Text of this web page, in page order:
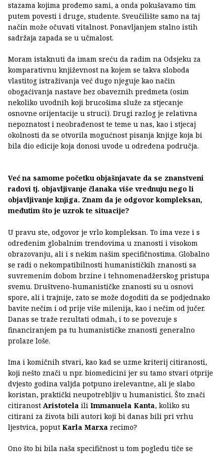
stazama kojima prođemo sami, a onda pokušavamo tim
putem povesti i druge, studente. Sveučilište samo na taj
način može očuvati vitalnost. Ponavljanjem stalno istih
sadržaja zapada se u učmalost.
Moram istaknuti da imam sreću da radim na Odsjeku za
komparativnu književnost na kojem se takva sloboda
vlastitog istraživanja već dugo njeguje kao način
obogaćivanja nastave bez obaveznih predmeta (osim
nekoliko uvodnih koji brucošima služe za stjecanje
osnovne orijentacije u struci). Drugi razlog je relativna
nepoznatost i neobrađenost te teme u nas, kao i stjecaj
okolnosti da se otvorila mogućnost pisanja knjige koja bi
bila dio edicije koja donosi uvode u određena područja.
Već na samome početku objašnjavate da se znanstveni
radovi tj. objavljivanje članaka više vrednuju nego li
objavljivanje knjiga. Znam da je odgovor kompleksan,
međutim što je uzrok te situacije?
U pravu ste, odgovor je vrlo kompleksan. To ima veze i s
određenim globalnim trendovima u znanosti i visokom
obrazovanju, ali i s nekim našim specifičnostima. Globalno
se radi o nekompatibilnosti humanističkih znanosti sa
suvremenim dobom brzine i tehnomenadžerskog pristupa
svemu. Društveno-humanističke znanosti su u osnovi
spore, ali i trajnije, zato se može dogoditi da se podjednako
bavite nečim i od prije više milenija, kao i nečim od jučer.
Danas se traže rezultati odmah, i to se povezuje s
financiranjem pa tu humanističke znanosti generalno
prolaze loše.
Ima i komičnih stvari, kao kad se uzme kriterij citiranosti,
koji nešto znači u npr. biomedicini jer su tamo stvari otprije
dvjesto godina valjda potpuno irelevantne, ali je slabo
koristan, praktički neupotrebljiv u humanistici. Što znači
citiranost Aristotela ili Immanuela Kanta, koliko su
citirani za života bili autori koji bi danas bili pri vrhu
ljestvica, poput Karla Marxa recimo?
Ono što bi bila naša specifičnost u tom pogledu tiče se